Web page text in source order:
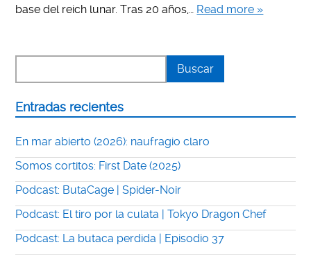
base del reich lunar. Tras 20 años,… Read more »
Entradas recientes
En mar abierto (2026): naufragio claro
Somos cortitos: First Date (2025)
Podcast: ButaCage | Spider-Noir
Podcast: El tiro por la culata | Tokyo Dragon Chef
Podcast: La butaca perdida | Episodio 37